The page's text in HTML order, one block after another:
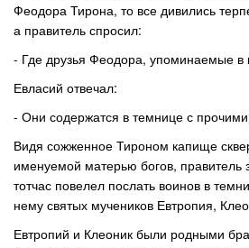
Феодора Тирона, то все дивились
а правитель спросил:
- Где друзья Феодора, упоминаемые в
Евласий отвечал:
- Они содержатся в темнице с
Видя сожженное Тироном капище
именуемой матерью богов, правитель
тотчас повелел послать воинов в
нему святых мучеников Евтропия,
Евтропий и Клеоник были родными